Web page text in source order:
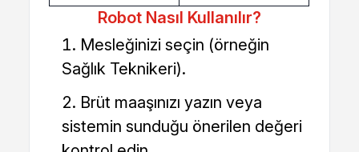
Robot Nasıl Kullanılır?
Mesleğinizi seçin (örneğin
Sağlık Teknikeri).
Brüt maaşınızı yazın veya
sistemin sunduğu önerilen değeri